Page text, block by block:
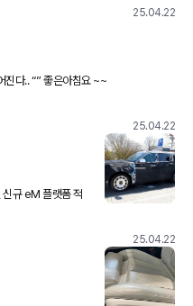
25.04.22
할수록 거칠어진다.. “” 좋은아침요 ~~
25.04.22
요
25.04.22